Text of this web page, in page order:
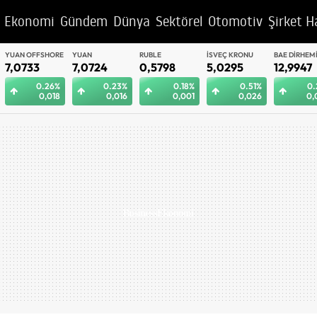
Ekonomi Gündem Dünya Sektörel Otomotiv Şirket
YUAN OFFSHORE
7,0733
0.26%
0,018
YUAN
7,0724
0.23%
0,016
RUBLE
0,5798
0.18%
0,001
İSVEÇ KRONU
5,0295
0.51%
0,026
BAE DIRHEMI
12,9947